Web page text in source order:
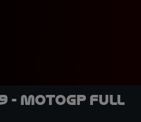
- MotoGP Full